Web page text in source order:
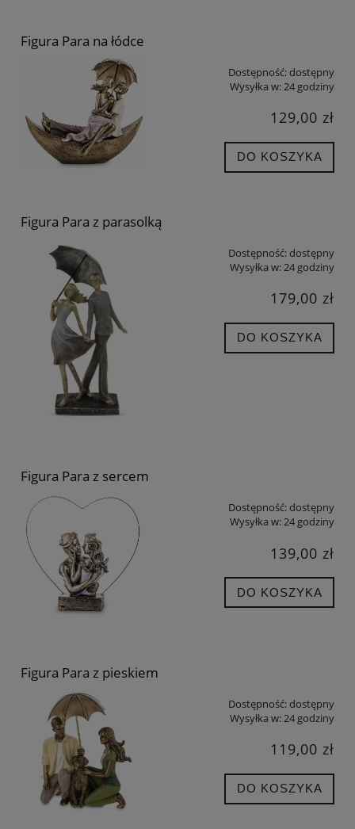
Figura Para na łódce
Dostępność:dostępny
Wysyłka w: 24 godziny
129,00 zł
DO KOSZYKA
Figura Para z parasolką
Dostępność:dostępny
Wysyłka w:24 godziny
179,00 zł
DO KOSZYKA
Figura Para z sercem
Dostępność:dostępny
Wysyłka w:24 godziny
139,00 zł
DO KOSZYKA
Figura Para z pieskiem
Dostępność:dostępny
Wysyłka w:24 godziny
119,00 zł
DO KOSZYKA